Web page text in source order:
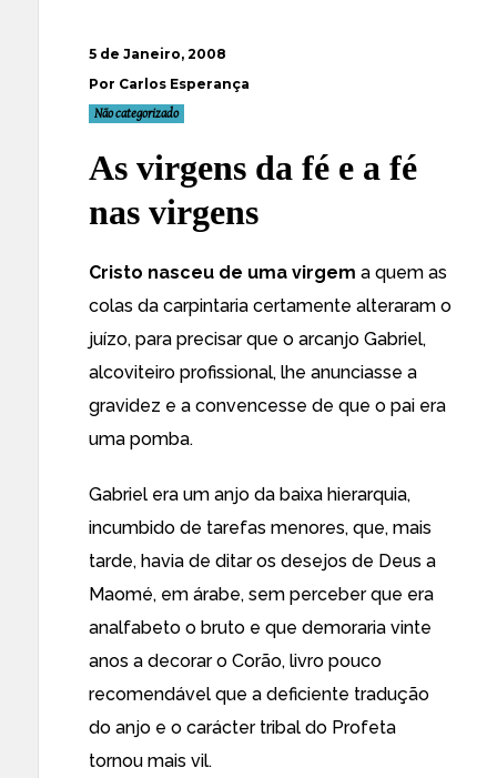
5 de Janeiro, 2008
Por Carlos Esperança
Não categorizado
As virgens da fé e a fé
nas virgens
Cristo nasceu de uma virgem a quem as
colas da carpintaria certamente alteraram o
juízo, para precisar que o arcanjo Gabriel,
alcoviteiro profissional, lhe anunciasse a
gravidez e a convencesse de que o pai era
uma pomba.
Gabriel era um anjo da baixa hierarquia,
incumbido de tarefas menores, que, mais
tarde, havia de ditar os desejos de Deus a
Maomé, em árabe, sem perceber que era
analfabeto o bruto e que demoraria vinte
anos a decorar o Corão, livro pouco
recomendável que a deficiente tradução
do anjo e o carácter tribal do Profeta
tornou mais vil.